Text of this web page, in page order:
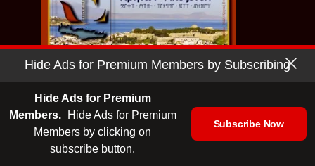
Hide Ads for Premium Members by Subscribing
Hide Ads for Premium
Members.
Hide Ads for Premium
Members by clicking on
subscribe button.
Subscribe Now